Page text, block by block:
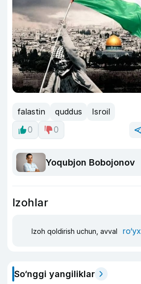
falastin quddus
Isroil
0
0
Yoqubjon Bobojonov
Izohlar
Izoh qoldirish uchun, avval
So‘nggi yangiliklar